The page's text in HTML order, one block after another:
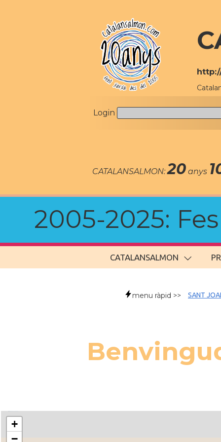
Login
CATALANSALMON:20anys
2005-2025:
CATALANSALMON
menu ràpid >> SANT
+
−